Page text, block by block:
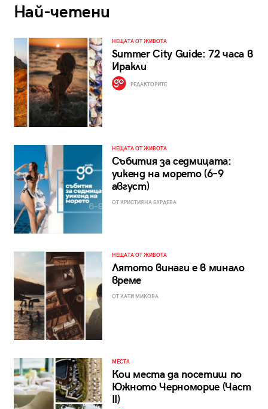
Най-четени
НЕЩАТА ОТ ЖИВОТА
Summer City Guide: 72 часа в
Иракли
РЕДАКТОРИТЕ
НЕЩАТА ОТ ЖИВОТА
Събития за седмицата:
уикенд на морето (6–9
август)
ОТ КРИСТИЯНА БУРДЕВА
НЕЩАТА ОТ ЖИВОТА
Лятото винаги е в минало
време
ОТ КАТИ МИКОВА
МЕСТА
Кои места да посетиш по
Южното Черноморие (Част
II)